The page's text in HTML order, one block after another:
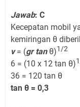
Jawab: C
Kecepatan mobil
kemiringan θ
v= (gr tan θ)1/2
6 = (10 x 12 tan θ)
36 = 120 tan θ
tan θ = 0,3